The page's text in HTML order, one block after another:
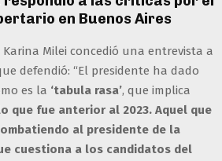
en Buenos Aires
Milei concedió una entrevista a
defendió: “El presidente ha dado
es la ‘tabula rasa’, que implica
que fue anterior al 2023. Aquel que
al presidente de la
cuestiona a los candidatos del